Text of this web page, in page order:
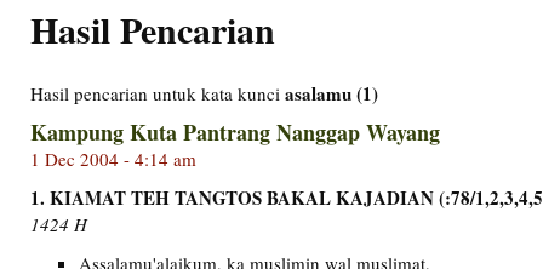
Hasil Pencarian
Hasil pencarian untuk kata kunci asalamu (1)
Kampung Kuta Pantrang Nanggap Wayang
1 Dec 2004 - 4:14 am
1. KIAMAT TEH TANGTOS BAKAL KAJADIAN (:78/
1424 H
Assalamu'alaikum, ka muslimin wal muslimat,